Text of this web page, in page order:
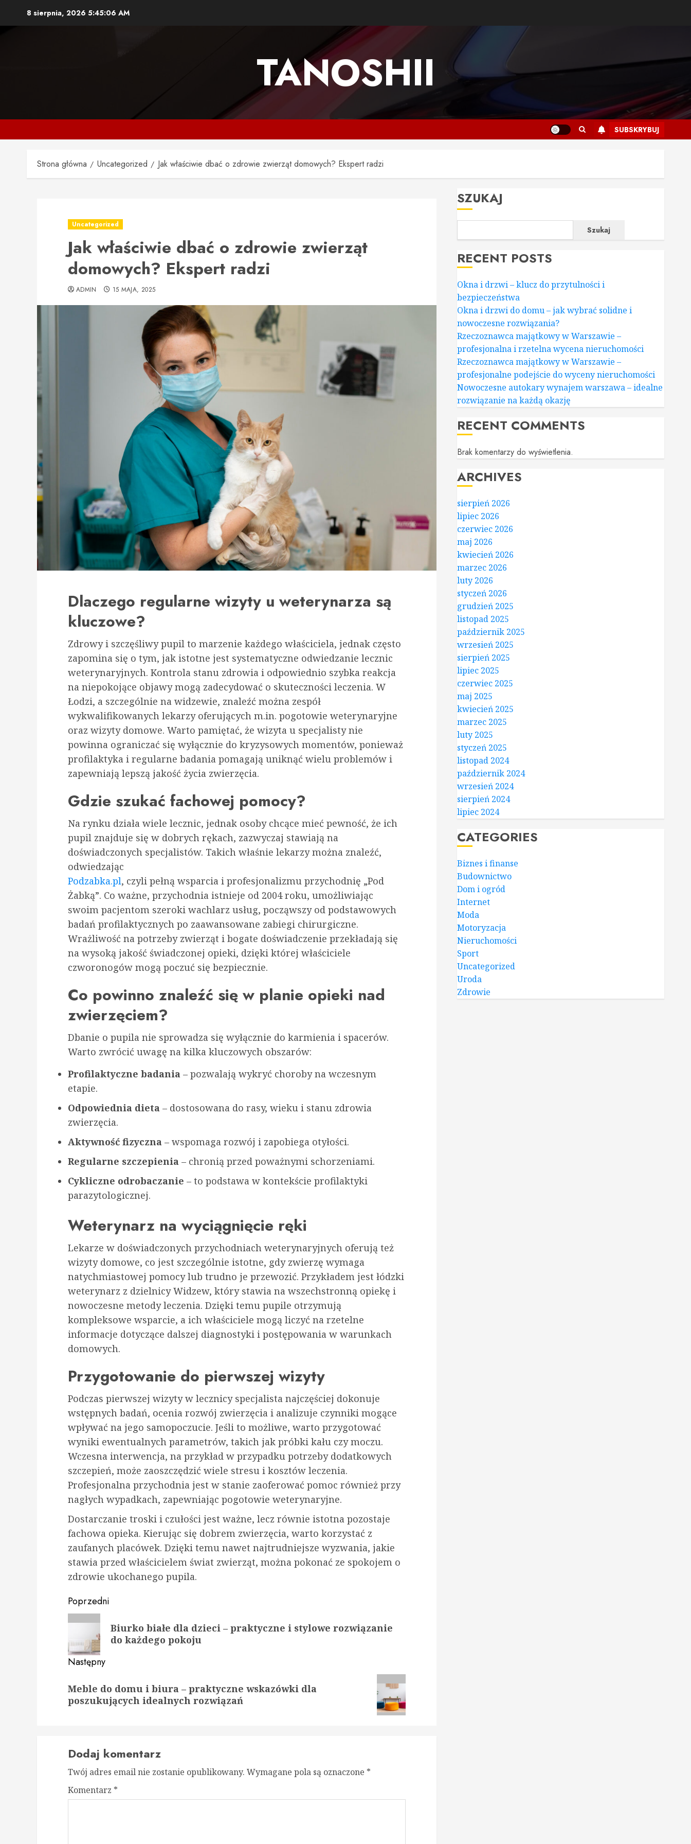
8 sierpnia, 2026 5:45:07 AM
TANOSHII
SUBSKRYBUJ
Strona główna Uncategorized Jak właściwie dbać o zdrowie zwierząt domowych? Ekspert radzi
Uncategorized
Jak właściwie dbać o zdrowie zwierząt
domowych? Ekspert radzi
ADMIN 15 MAJA, 2025
Dlaczego regularne wizyty u weterynarza są
kluczowe?
Zdrowy i szczęśliwy pupil to marzenie każdego właściciela, jednak często
zapomina się o tym, jak istotne jest systematyczne odwiedzanie lecznic
weterynaryjnych. Kontrola stanu zdrowia i odpowiednio szybka reakcja
na niepokojące objawy mogą zadecydować o skuteczności leczenia. W
Łodzi, a szczególnie na widzewie, znaleźć można zespół
wykwalifikowanych lekarzy oferujących m.in. pogotowie weterynaryjne
oraz wizyty domowe. Warto pamiętać, że wizyta u specjalisty nie
powinna ograniczać się wyłącznie do kryzysowych momentów, ponieważ
profilaktyka i regularne badania pomagają uniknąć wielu problemów i
zapewniają lepszą jakość życia zwierzęcia.
Gdzie szukać fachowej pomocy?
Na rynku działa wiele lecznic, jednak osoby chcące mieć pewność, że ich
pupil znajduje się w dobrych rękach, zazwyczaj stawiają na
doświadczonych specjalistów. Takich właśnie lekarzy można znaleźć,
odwiedzając
Podzabka.pl, czyli pełną wsparcia i profesjonalizmu przychodnię „Pod
Żabką”. Co ważne, przychodnia istnieje od 2004 roku, umożliwiając
swoim pacjentom szeroki wachlarz usług, począwszy od podstawowych
badań profilaktycznych po zaawansowane zabiegi chirurgiczne.
Wrażliwość na potrzeby zwierząt i bogate doświadczenie przekładają się
na wysoką jakość świadczonej opieki, dzięki której właściciele
czworonogów mogą poczuć się bezpiecznie.
Co powinno znaleźć się w planie opieki nad
zwierzęciem?
Dbanie o pupila nie sprowadza się wyłącznie do karmienia i spacerów.
Warto zwrócić uwagę na kilka kluczowych obszarów:
Profilaktyczne badania – pozwalają wykryć choroby na wczesnym
etapie.
Odpowiednia dieta – dostosowana do rasy, wieku i stanu zdrowia
zwierzęcia.
Aktywność fizyczna – wspomaga rozwój i zapobiega otyłości.
Regularne szczepienia – chronią przed poważnymi schorzeniami.
Cykliczne odrobaczanie – to podstawa w kontekście profilaktyki
parazytologicznej.
Weterynarz na wyciągnięcie ręki
Lekarze w doświadczonych przychodniach weterynaryjnych oferują też
wizyty domowe, co jest szczególnie istotne, gdy zwierzę wymaga
natychmiastowej pomocy lub trudno je przewozić. Przykładem jest łódzki
weterynarz z dzielnicy Widzew, który stawia na wszechstronną opiekę i
nowoczesne metody leczenia. Dzięki temu pupile otrzymują
kompleksowe wsparcie, a ich właściciele mogą liczyć na rzetelne
informacje dotyczące dalszej diagnostyki i postępowania w warunkach
domowych.
Przygotowanie do pierwszej wizyty
Podczas pierwszej wizyty w lecznicy specjalista najczęściej dokonuje
wstępnych badań, ocenia rozwój zwierzęcia i analizuje czynniki mogące
wpływać na jego samopoczucie. Jeśli to możliwe, warto przygotować
wyniki ewentualnych parametrów, takich jak próbki kału czy moczu.
Wczesna interwencja, na przykład w przypadku potrzeby dodatkowych
szczepień, może zaoszczędzić wiele stresu i kosztów leczenia.
Profesjonalna przychodnia jest w stanie zaoferować pomoc również przy
nagłych wypadkach, zapewniając pogotowie weterynaryjne.
Dostarczanie troski i czułości jest ważne, lecz równie istotna pozostaje
fachowa opieka. Kierując się dobrem zwierzęcia, warto korzystać z
zaufanych placówek. Dzięki temu nawet najtrudniejsze wyzwania, jakie
stawia przed właścicielem świat zwierząt, można pokonać ze spokojem o
zdrowie ukochanego pupila.
Zobacz
wpisy
Poprzedni
Poprzedni
Biurko białe dla dzieci – praktyczne i stylowe rozwiązanie
do każdego pokoju
Następny
wpis:
Meble do domu i biura – praktyczne wskazówki dla
poszukujących idealnych rozwiązań
Dodaj komentarz
Twój adres email nie zostanie opublikowany. Wymagane pola są oznaczone *
Komentarz *
SZUKAJ
Szukaj
RECENT POSTS
Okna i drzwi – klucz do przytulności i
bezpieczeństwa
Okna i drzwi do domu – jak wybrać solidne i
nowoczesne rozwiązania?
Rzeczoznawca majątkowy w Warszawie –
profesjonalna i rzetelna wycena nieruchomości
Rzeczoznawca majątkowy w Warszawie –
profesjonalne podejście do wyceny nieruchomości
Nowoczesne autokary wynajem warszawa – idealne
rozwiązanie na każdą okazję
RECENT COMMENTS
Brak komentarzy do wyświetlenia.
ARCHIVES
sierpień 2026
lipiec 2026
czerwiec 2026
maj 2026
kwiecień 2026
marzec 2026
luty 2026
styczeń 2026
grudzień 2025
listopad 2025
październik 2025
wrzesień 2025
sierpień 2025
lipiec 2025
czerwiec 2025
maj 2025
kwiecień 2025
marzec 2025
luty 2025
styczeń 2025
listopad 2024
październik 2024
wrzesień 2024
sierpień 2024
lipiec 2024
CATEGORIES
Biznes i finanse
Budownictwo
Dom i ogród
Internet
Moda
Motoryzacja
Nieruchomości
Sport
Uncategorized
Uroda
Zdrowie